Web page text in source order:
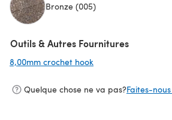
Bronze (005)
Outils & Autres Fournitures
8,00mm crochet hook
Quelque chose ne va pas?Faites-